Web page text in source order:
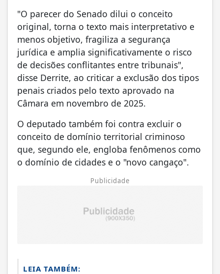
"O parecer do Senado dilui o conceito
original, torna o texto mais interpretativo e
menos objetivo, fragiliza a segurança
jurídica e amplia significativamente o risco
de decisões conflitantes entre tribunais",
disse Derrite, ao criticar a exclusão dos tipos
penais criados pelo texto aprovado na
Câmara em novembro de 2025.
O deputado também foi contra excluir o
conceito de domínio territorial criminoso
que, segundo ele, engloba fenômenos como
o domínio de cidades e o "novo cangaço".
Publicidade
LEIA TAMBÉM: